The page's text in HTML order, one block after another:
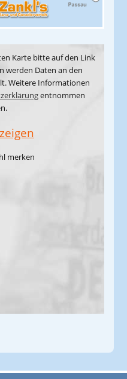
Karte bitte auf den Link
werden Daten an den
Weitere Informationen
entnommen
merken